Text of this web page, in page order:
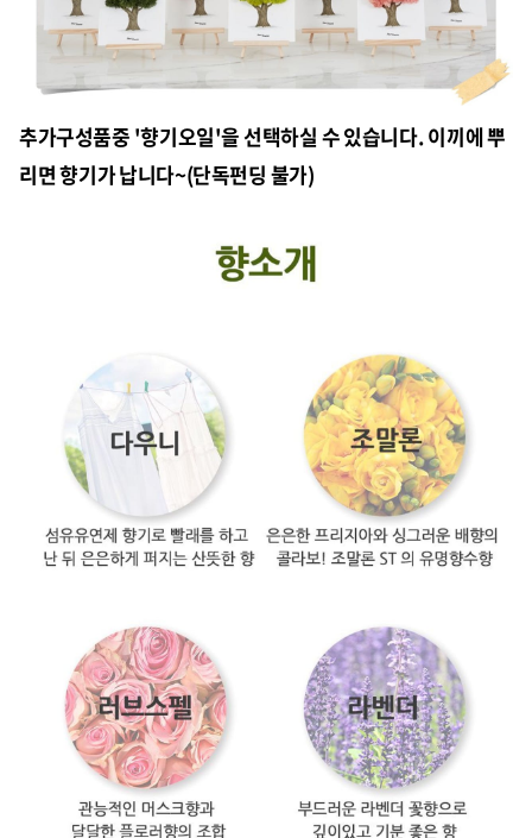
추가구성품중 '향기오일'을 선택하실 수 있습니다. 이끼에 뿌
리면 향기가 납니다~(단독펀딩 불가)